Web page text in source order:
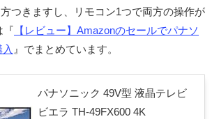
つきますし、リモコン1つで両方の操作が
『 【レビュー】Amazonのセールでパナソ
』でまとめています。
パナソニック 49V型 液晶テレビ
ビエラ TH-49FX600 4K